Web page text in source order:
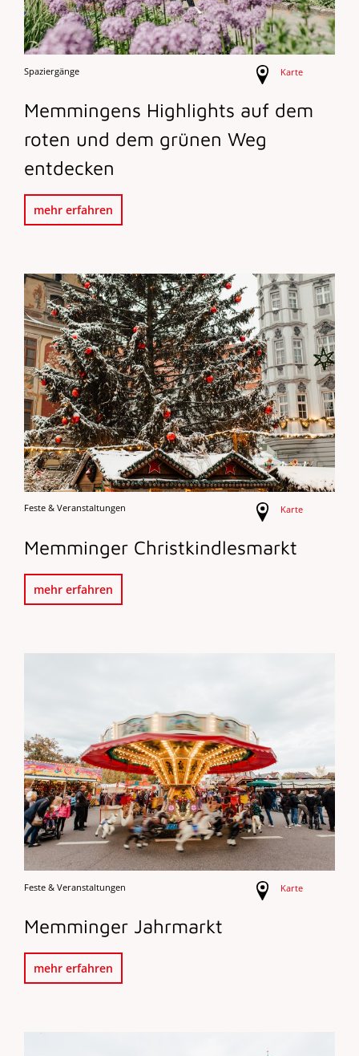
Spaziergänge Karte
Memmingens Highlights auf dem
roten und dem grünen Weg
entdecken
mehr erfahren
Feste & Veranstaltungen Karte
Memminger Christkindlesmarkt
mehr erfahren
Feste & Veranstaltungen Karte
Memminger Jahrmarkt
mehr erfahren